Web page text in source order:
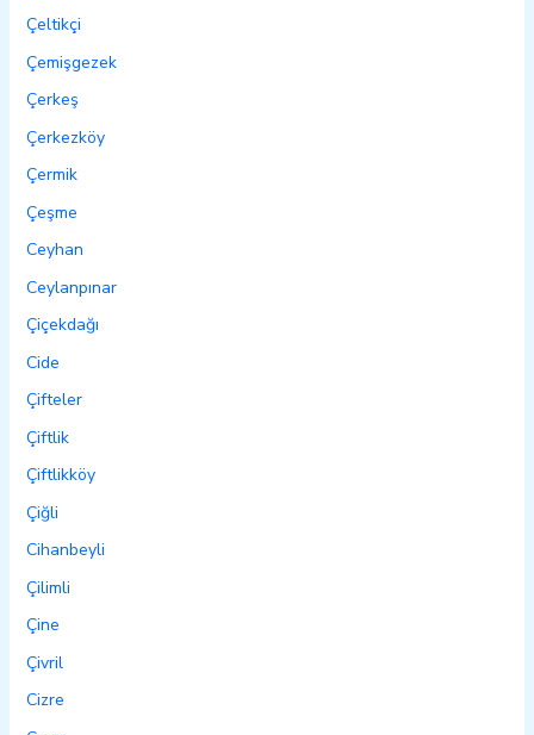
Çeltikçi
Çemişgezek
Çerkeş
Çerkezköy
Çermik
Çeşme
Ceyhan
Ceylanpınar
Çiçekdağı
Cide
Çifteler
Çiftlik
Çiftlikköy
Çiğli
Cihanbeyli
Çilimli
Çine
Çivril
Cizre